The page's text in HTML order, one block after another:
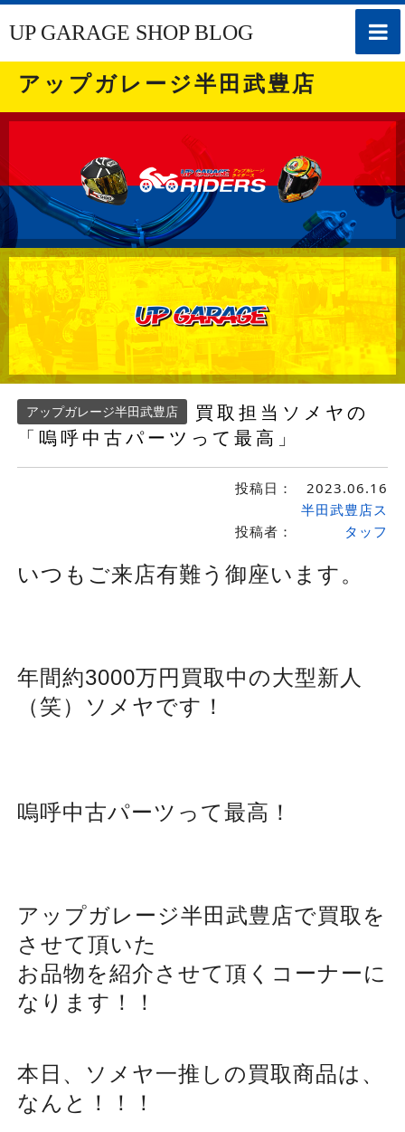
toggle
UP GARAGE SHOP BLOG
アップガレージ半田武豊店
アップガレージ半田武豊店
買取担当ソメヤの
「嗚呼中古パーツって最高」
投稿日： 2023.06.16
投稿者：
半田武豊店ス
タッフ
いつもご来店有難う御座います。
年間約3000万円買取中の大型新人
（笑）ソメヤです！
嗚呼中古パーツって最高！
アップガレージ半田武豊店で買取を
させて頂いた
お品物を紹介させて頂くコーナーに
なります！！
本日、ソメヤ一推しの買取商品は、
なんと！！！